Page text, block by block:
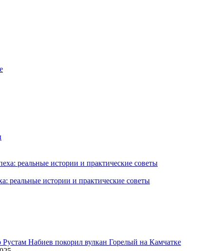
реальные истории и практические советы